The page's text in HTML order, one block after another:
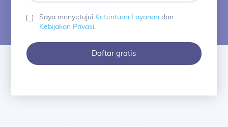
Saya menyetujui Ketentuan Layanandan
Kebijakan Privasi.
Daftar gratis